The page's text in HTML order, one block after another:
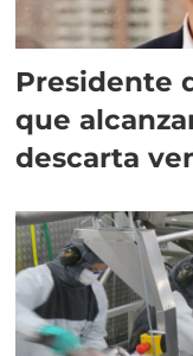
Presidente
que
descarta